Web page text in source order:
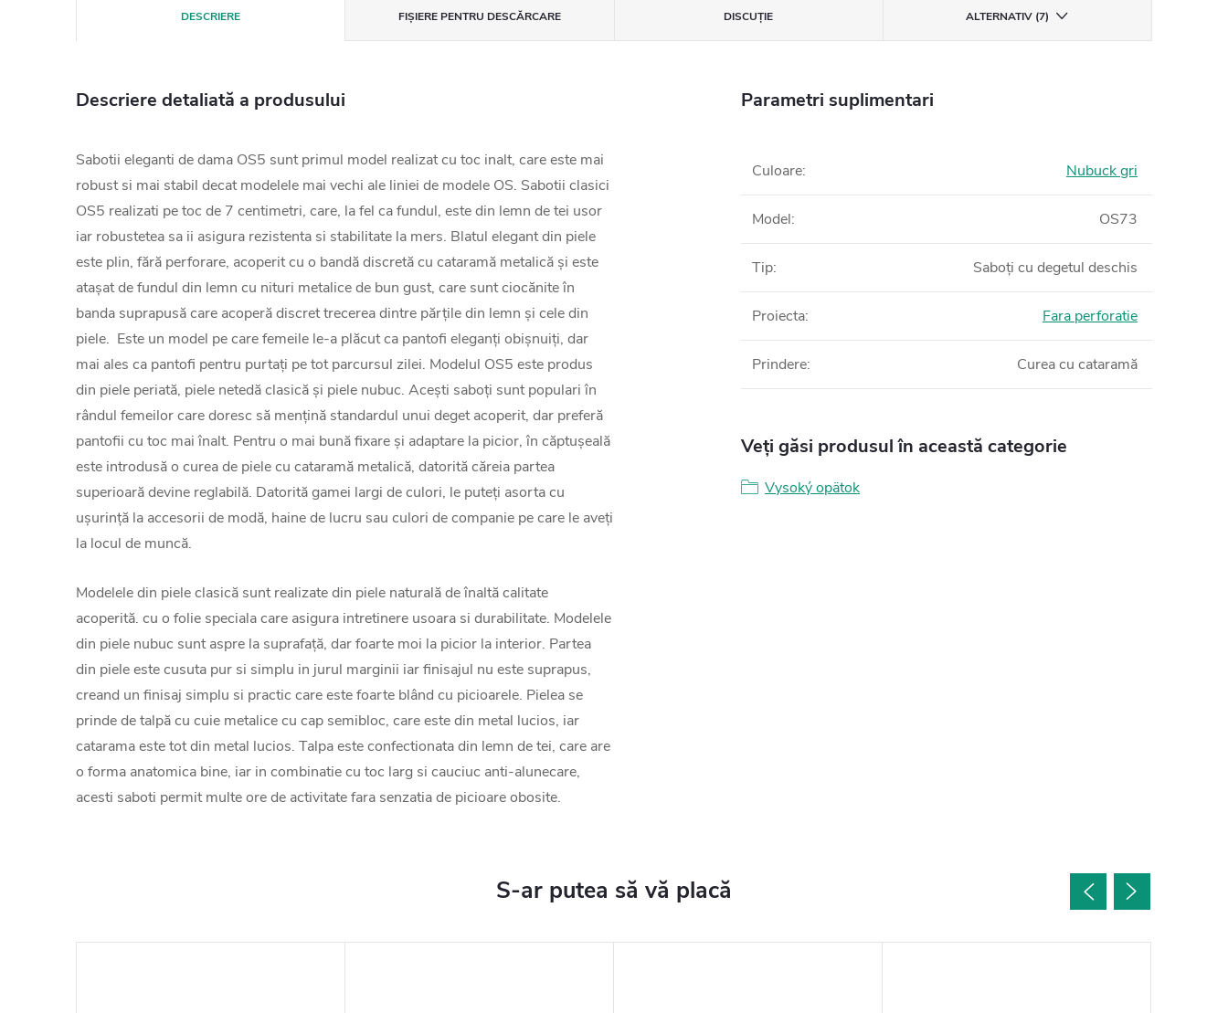
DESCRIERE FIȘIERE PENTRU DESCĂRCARE DISCUŢIE ALTERNATIV (7)
Descriere detaliată a produsului
Sabotii eleganti de dama OS5 sunt primul model realizat cu toc inalt, care este mai
robust si mai stabil decat modelele mai vechi ale liniei de modele OS. Sabotii clasici
OS5 realizati pe toc de 7 centimetri, care, la fel ca fundul, este din lemn de tei usor
iar robustetea sa ii asigura rezistenta si stabilitate la mers. Blatul elegant din piele
este plin, fără perforare, acoperit cu o bandă discretă cu cataramă metalică și este
atașat de fundul din lemn cu nituri metalice de bun gust, care sunt ciocănite în
banda suprapusă care acoperă discret trecerea dintre părțile din lemn și cele din
piele. Este un model pe care femeile le-a plăcut ca pantofi eleganți obișnuiți, dar
mai ales ca pantofi pentru purtați pe tot parcursul zilei. Modelul OS5 este produs
din piele periată, piele netedă clasică și piele nubuc. Acești saboți sunt populari în
rândul femeilor care doresc să mențină standardul unui deget acoperit, dar preferă
pantofii cu toc mai înalt. Pentru o mai bună fixare și adaptare la picior, în căptușeală
este introdusă o curea de piele cu cataramă metalică, datorită căreia partea
superioară devine reglabilă. Datorită gamei largi de culori, le puteți asorta cu
ușurință la accesorii de modă, haine de lucru sau culori de companie pe care le aveți
la locul de muncă.
Modelele din piele clasică sunt realizate din piele naturală de înaltă calitate
acoperită. cu o folie speciala care asigura intretinere usoara si durabilitate. Modelele
din piele nubuc sunt aspre la suprafață, dar foarte moi la picior la interior. Partea
din piele este cusuta pur si simplu in jurul marginii iar finisajul nu este suprapus,
creand un finisaj simplu si practic care este foarte blând cu picioarele. Pielea se
prinde de talpă cu cuie metalice cu cap semibloc, care este din metal lucios, iar
catarama este tot din metal lucios. Talpa este confectionata din lemn de tei, care are
o forma anatomica bine, iar in combinatie cu toc larg si cauciuc anti-alunecare,
acesti saboti permit multe ore de activitate fara senzatia de picioare obosite.
Parametri suplimentari
Culoare: Nubuck gri
Model: OS73
Tip: Saboți cu degetul deschis
Proiecta: Fara perforatie
Prindere: Curea cu cataramă
Veți găsi produsul în această categorie
Vysoký opätok